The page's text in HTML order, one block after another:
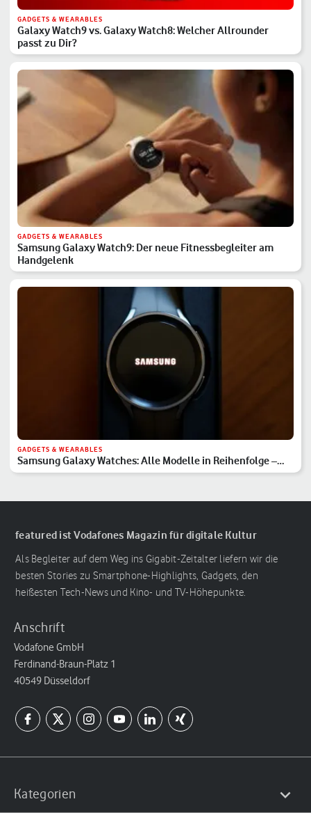
GADGETS & WEARABLES
Galaxy Watch9 vs. Galaxy Watch8: Welcher Allrounder
passt zu Dir?
GADGETS & WEARABLES
Samsung Galaxy Watch9: Der neue Fitnessbegleiter am
Handgelenk
GADGETS & WEARABLES
Samsung Galaxy Watches: Alle Modelle in Reihenfolge –
Hauptserie, Classic & Ultra
featured ist Vodafones Magazin für digitale Kultur
Als Begleiter auf dem Weg ins Gigabit-Zeitalter liefern wir die
besten Stories zu Smartphone-Highlights, Gadgets, den
heißesten Tech-News und Kino- und TV-Höhepunkte.
Anschrift
Vodafone GmbH
Ferdinand-Braun-Platz 1
40549 Düsseldorf
Kategorien